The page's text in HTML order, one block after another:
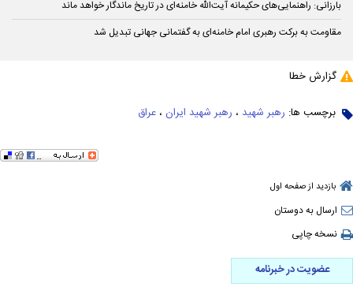
بارزانی: راهنمایی‌های حکیمانه آیت‌الله خامنه‌ای در تاریخ ماندگار خواهد ماند
مقاومت به برکت رهبری امام خامنه‌ای به گفتمانی جهانی تبدیل شد
گزارش خطا
برچسب ها: رهبر شهید ، رهبر شهید ایران ، عراق
بازدید از صفحه اول
ارسال به دوستان
نسخه چاپی
عضویت در خبرنامه